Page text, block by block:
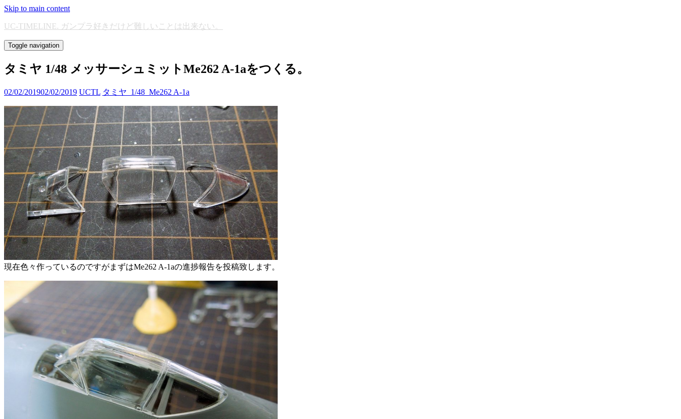
Skip to main content
UC-TIMELINE. ガンプラ好きだけど難しいことは出来ない。
Toggle navigation
タミヤ 1/48 メッサーシュミットMe262 A-1aをつくる。
02/02/201902/02/2019 UCTL タミヤ_1/48_Me262 A-1a
現在色々作っているのですがまずはMe262 A-1aの進捗報告を投稿致します。